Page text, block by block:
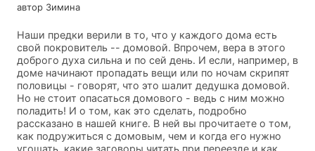
автор Зимина
Наши предки верили в то, что у каждого дома есть
свой покровитель -- домовой. Впрочем, вера в этого
доброго духа сильна и по сей день. И если, например, в
доме начинают пропадать вещи или по ночам скрипят
половицы - говорят, что это шалит дедушка домовой.
Но не стоит опасаться домового - ведь с ним можно
поладить! И о том, как это сделать, подробно
рассказано в нашей книге. В ней вы прочитаете о том,
как подружиться с домовым, чем и когда его нужно
угощать, какие заговоры читать при переезде и как